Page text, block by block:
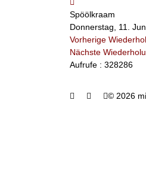
Spöölkraam
Donnerstag, 11.
Vorherige
Nächste
Aufrufe : 328286
© 2026